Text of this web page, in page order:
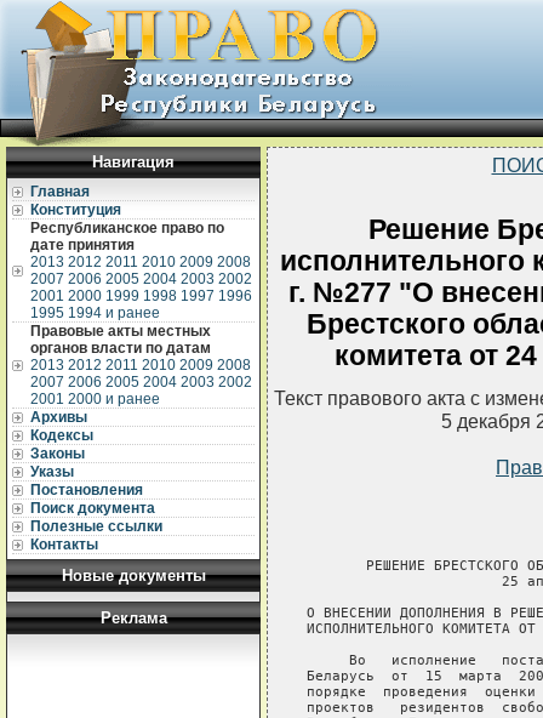
Навигация
Главная
Конституция
Республиканское право по
дате принятия
2013 2012 2011 2010 2009 2008
2007 2006 2005 2004 2003 2002
2001 2000 1999 1998 1997 1996
1995 1994 и ранее
Правовые акты местных
органов власти по датам
2013 2012 2011 2010 2009 2008
2007 2006 2005 2004 2003 2002
2001 2000 и ранее
Архивы
Кодексы
Законы
Указы
Постановления
Поиск документа
Полезные ссылки
Контакты
Новые документы
Реклама
Решение
исполнительного
г. №277 "О
Брестского
комитета от
Текст правового акта с
5 декабря
РЕШЕНИЕ БРЕСТСКОГО
25
О ВНЕСЕНИИ ДОПОЛНЕНИЯ В
ИСПОЛНИТЕЛЬНОГО КОМИТЕТА
Во   исполнение
Беларусь  от  15  марта
порядке  проведения
проектов   резидентов